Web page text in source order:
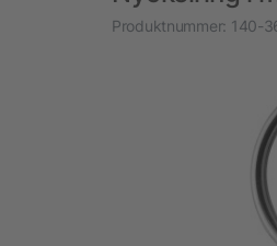
Produktnummer: 140-